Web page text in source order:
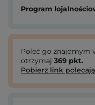
Program
Poleć go znajomym
otrzymaj 369 pkt.
Pobierz link